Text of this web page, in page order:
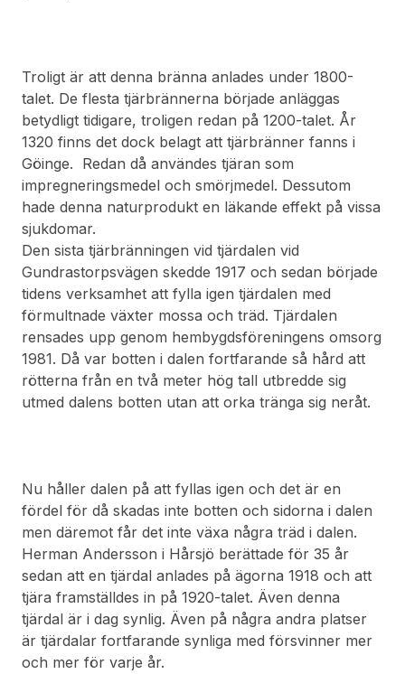
Troligt är att denna bränna anlades under 1800-
talet. De flesta tjärbrännerna började anläggas
betydligt tidigare, troligen redan på 1200-talet. År
1320 finns det dock belagt att tjärbränner fanns i
Göinge. Redan då användes tjäran som
impregneringsmedel och smörjmedel. Dessutom
hade denna naturprodukt en läkande effekt på vissa
sjukdomar.
Den sista tjärbränningen vid tjärdalen vid
Gundrastorpsvägen skedde 1917 och sedan började
tidens verksamhet att fylla igen tjärdalen med
förmultnade växter mossa och träd. Tjärdalen
rensades upp genom hembygdsföreningens omsorg
1981. Då var botten i dalen fortfarande så hård att
rötterna från en två meter hög tall utbredde sig
utmed dalens botten utan att orka tränga sig neråt.
Nu håller dalen på att fyllas igen och det är en
fördel för då skadas inte botten och sidorna i dalen
men däremot får det inte växa några träd i dalen.
Herman Andersson i Hårsjö berättade för 35 år
sedan att en tjärdal anlades på ägorna 1918 och att
tjära framställdes in på 1920-talet. Även denna
tjärdal är i dag synlig. Även på några andra platser
är tjärdalar fortfarande synliga med försvinner mer
och mer för varje år.